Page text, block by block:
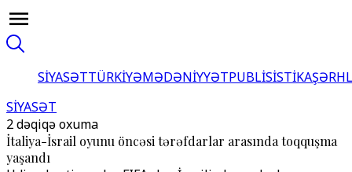
SİYASƏTTÜRKİYƏMƏDƏNİYYƏTPUBLİSİSTİKA
SİYASƏT
2 dəqiqə oxuma
İtaliya-İsrail oyunu öncəsi tərəfdarlar arasında toqquşma
yaşandı